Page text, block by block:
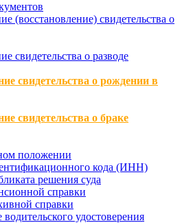
(восстановление) свидетельства о
свидетельства о разводе
свидетельства о рождении в
свидетельства о браке
положении
кода (ИНН)
решения суда
справки
справки
удостоверения